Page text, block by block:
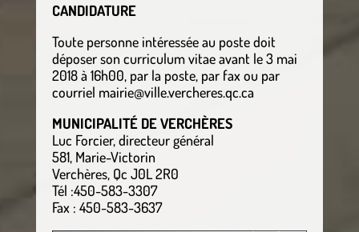
CANDIDATURE
Toute personne intéressée au poste doit
déposer son curriculum vitae avant le 3 mai
2018 à 16h00, par la poste, par fax ou par
courriel mairie@ville.vercheres.qc.ca
MUNICIPALITÉ DE VERCHÈRES
Luc Forcier, directeur général
581, Marie-Victorin
Verchères, Qc J0L 2R0
Tél :450-583-3307
Fax : 450-583-3637